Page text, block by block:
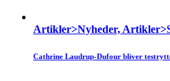
Artikler>Nyheder,
Cathrine Laudrup-Dufour bliver